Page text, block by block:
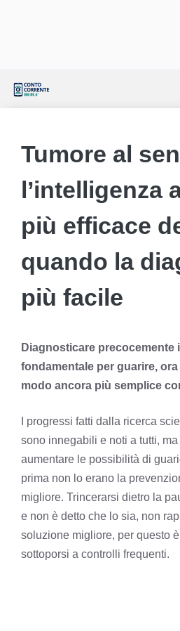
Tumore al
l’intelligenza
più efficace
quando la
più facile
Diagnosticare precocemente
fondamentale per guarire,
modo ancora più semplice
I progressi fatti dalla ricerca
sono innegabili e noti a tutti,
aumentare le possibilità di
prima non lo erano la
migliore. Trincerarsi dietro la
e non è detto che lo sia, non
soluzione migliore, per questo
sottoporsi a controlli frequenti.